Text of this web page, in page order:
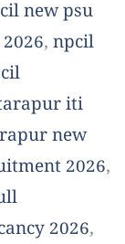
new psu
, npcil
iti
new
2026,
2026,